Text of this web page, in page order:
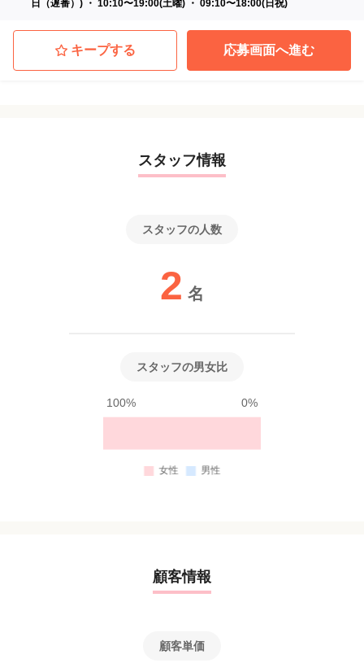
日（遅番）) ・ 10:10〜19:00(土曜) ・ 09:10〜18:00(日祝)
キープする 応募画面へ進む
スタッフ情報
スタッフの人数
2 名
スタッフの男女比
100% 0%
顧客情報
顧客単価